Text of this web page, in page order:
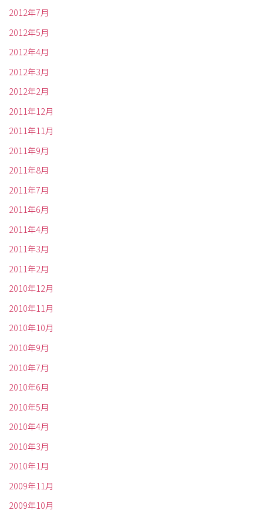
2012年7月
2012年5月
2012年4月
2012年3月
2012年2月
2011年12月
2011年11月
2011年9月
2011年8月
2011年7月
2011年6月
2011年4月
2011年3月
2011年2月
2010年12月
2010年11月
2010年10月
2010年9月
2010年7月
2010年6月
2010年5月
2010年4月
2010年3月
2010年1月
2009年11月
2009年10月